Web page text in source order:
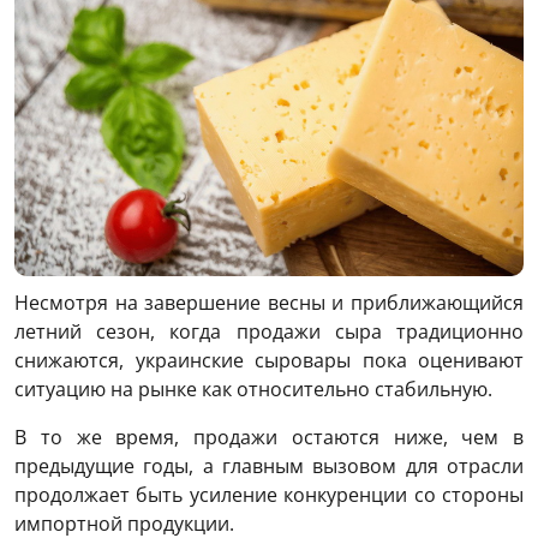
Несмотря на завершение весны и приближающийся
летний сезон, когда продажи сыра традиционно
снижаются, украинские сыровары пока оценивают
ситуацию на рынке как относительно стабильную.
В то же время, продажи остаются ниже, чем в
предыдущие годы, а главным вызовом для отрасли
продолжает быть усиление конкуренции со стороны
импортной продукции.